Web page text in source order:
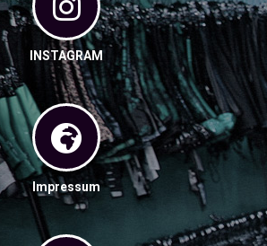
INSTAGRAM
Impressum